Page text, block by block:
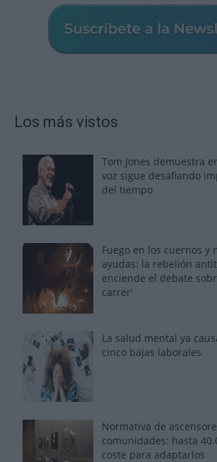
Los más vistos
Tom Jones demuestra
voz sigue desafiando
del tiempo
Fuego en los cuernos y
ayudas: la rebelión
enciende el debate
carrer'
La salud mental ya
cinco bajas laborales
Normativa de
comunidades: hasta
coste para adaptarlos